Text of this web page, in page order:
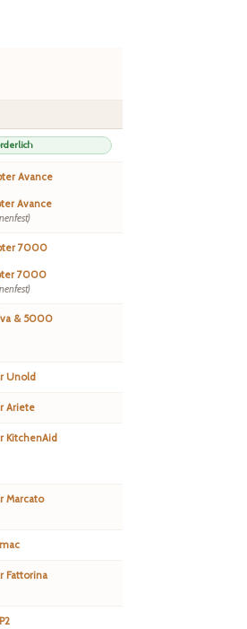
Avance
Avance
7000
7000
& 5000
Unold
Ariete
KitchenAid
Marcato
Fattorina